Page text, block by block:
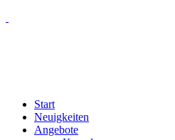
Start
Neuigkeiten
Angebote